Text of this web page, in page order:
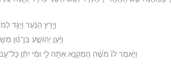
וַיָּ֣רָץ הַנַּ֔עַר וַיַּגֵּ֥ד
וַיַּ֜עַן יְהוֹשֻׁ֣עַ
וַיֹּ֤אמֶר לוֹ֙ מֹשֶׁ֔ה הַֽמְקַנֵּ֥א אַתָּ֖ה לִ֑י וּמִ֨י יִתֵּ֜ן כָּל־עַ֤ם